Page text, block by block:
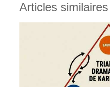
Articles similaires